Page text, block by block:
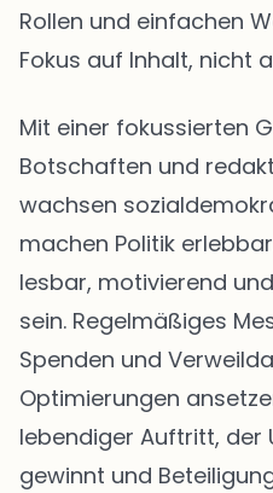
Rollen und einfachen
Fokus auf Inhalt, nicht
Mit einer fokussierten
Botschaften und
wachsen
machen Politik
lesbar, motivierend
sein. Regelmäßiges
Spenden und
Optimierungen
lebendiger Auftritt, der
gewinnt und